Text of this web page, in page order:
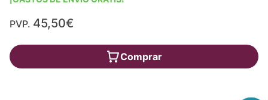
PVP. 45,50€
Comprar